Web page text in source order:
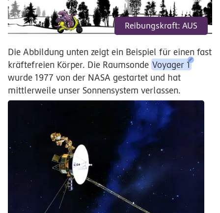
Reibungskraft: AUS
Die Abbildung unten zeigt ein Beispiel für einen fast
kräftefreien Körper. Die Raumsonde Voyager 1
wurde 1977 von der NASA gestartet und hat
mittlerweile unser Sonnensystem verlassen.